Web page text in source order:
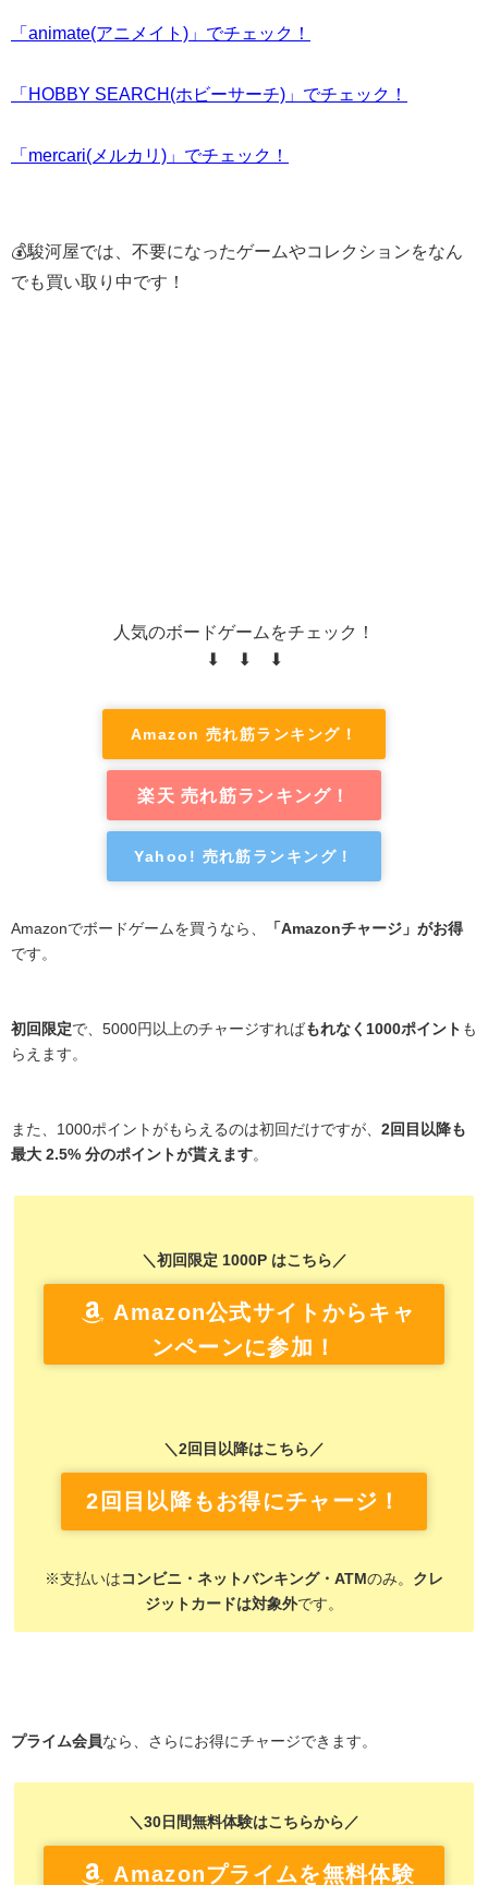
「animate(アニメイト)」でチェック！
「HOBBY SEARCH(ホビーサーチ)」でチェック！
「mercari(メルカリ)」でチェック！
💰駿河屋では、不要になったゲームやコレクションをなん
でも買い取り中です！
人気のボードゲームをチェック！
⬇ ⬇ ⬇
Amazon 売れ筋ランキング！
楽天 売れ筋ランキング！
Yahoo! 売れ筋ランキング！
Amazonでボードゲームを買うなら、
「Amazonチャージ」がお得
です。
初回限定で、5000円以上のチャージすればもれなく1000ポイント も
らえます。
また、1000ポイントがもらえるのは初回だけですが、 2回目以降も
最大 2.5% 分のポイントが貰えます。
＼初回限定 1000P はこちら／
Amazon公式サイトからキャ
ンペーンに参加！
＼2回目以降はこちら／
2回目以降もお得にチャージ！
※支払いは コンビニ・ネットバンキング・ATMのみ。 クレ
ジットカードは対象外です。
プライム会員なら、さらにお得にチャージできます。
＼30日間無料体験はこちらから／
Amazonプライムを無料体験